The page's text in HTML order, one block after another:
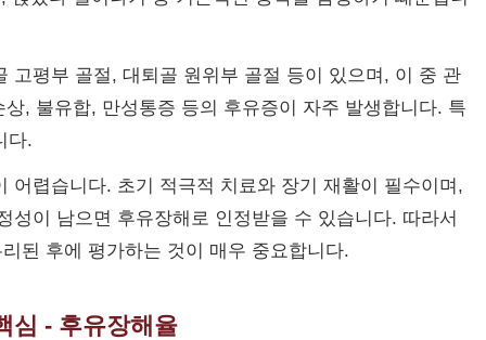
고평부 골절, 대퇴골 원위부 골절 등이 있으며, 이 중 관
, 불유합, 만성통증 등의 후유증이 자주 발생합니다. 특
다.
어렵습니다. 초기 적극적 치료와 장기 재활이 필수이며,
이 남으면 후유장해로 인정받을 수 있습니다. 따라서
된 후에 평가하는 것이 매우 중요합니다.
심 - 후유장해율